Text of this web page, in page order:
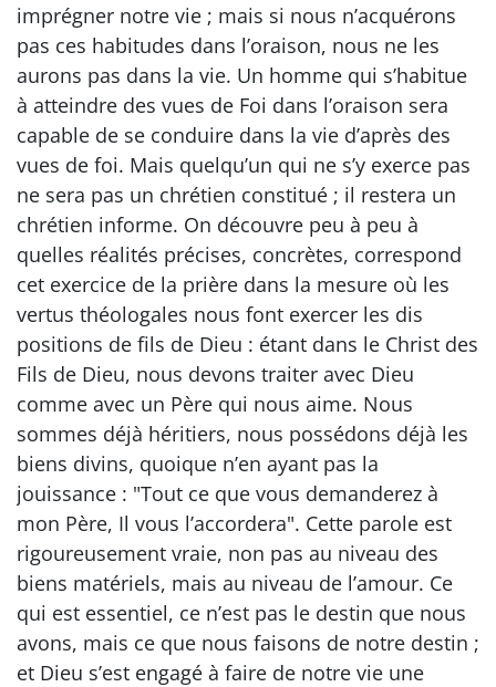
imprégner notre vie ; mais si nous n’acquérons
pas ces habitudes dans l’oraison, nous ne les
aurons pas dans la vie. Un homme qui s’habitue
à atteindre des vues de Foi dans l’oraison sera
capable de se conduire dans la vie d’après des
vues de foi. Mais quelqu’un qui ne s’y exerce pas
ne sera pas un chrétien constitué ; il restera un
chrétien informe. On découvre peu à peu à
quelles réalités précises, concrètes, correspond
cet exercice de la prière dans la mesure où les
vertus théologales nous font exercer les dis
positions de fils de Dieu : étant dans le Christ des
Fils de Dieu, nous devons traiter avec Dieu
comme avec un Père qui nous aime. Nous
sommes déjà héritiers, nous possédons déjà les
biens divins, quoique n’en ayant pas la
jouissance : "Tout ce que vous demanderez à
mon Père, Il vous l’accordera". Cette parole est
rigoureusement vraie, non pas au niveau des
biens matériels, mais au niveau de l’amour. Ce
qui est essentiel, ce n’est pas le destin que nous
avons, mais ce que nous faisons de notre destin ;
et Dieu s’est engagé à faire de notre vie une